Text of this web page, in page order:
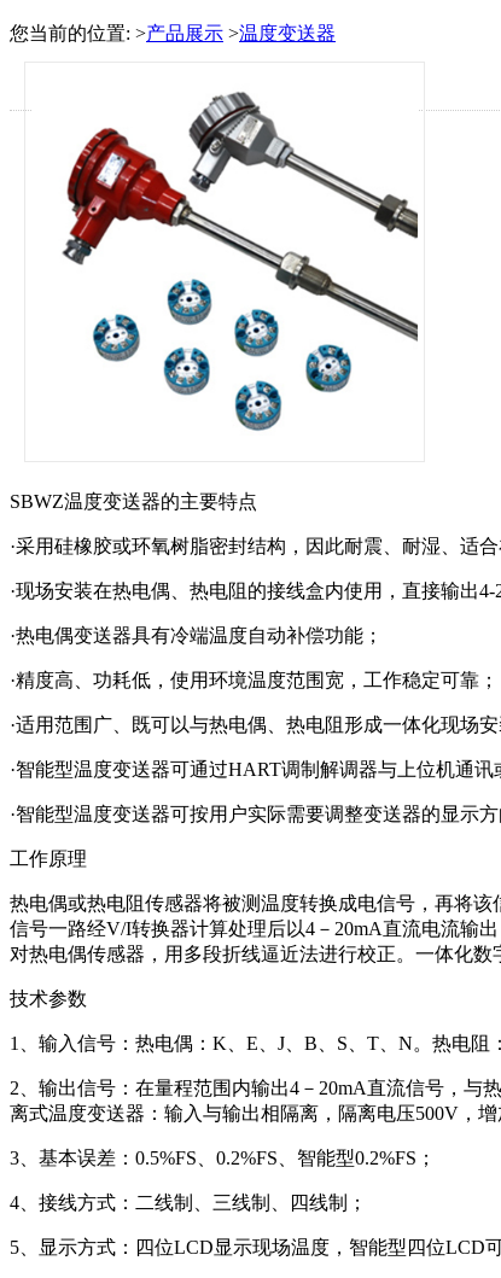
您当前的位置: >产品展示 >温度变送器
SBWZ温度变送器的主要特点
·采用硅橡胶或环氧树脂密封结构，因此耐震、耐湿、适
·现场安装在热电偶、热电阻的接线盒内使用，直接输
·热电偶变送器具有冷端温度自动补偿功能；
·精度高、功耗低，使用环境温度范围宽，工作稳定可靠；
·适用范围广、既可以与热电偶、热电阻形成一体化现场
·智能型温度变送器可通过HART调制解调器与上位机通
·智能型温度变送器可按用户实际需要调整变送器的显示
工作原理
热电偶或热电阻传感器将被测温度转换成电信号，再将
信号一路经V/I转换器计算处理后以4－20mA直流电流输
对热电偶传感器，用多段折线逼近法进行校正。一体化
技术参数
1、输入信号：热电偶：K、E、J、B、S、T、N。热电阻
2、输出信号：在量程范围内输出4－20mA直流信号，与
离式温度变送器：输入与输出相隔离，隔离电压500V，
3、基本误差：0.5%FS、0.2%FS、智能型0.2%FS；
4、接线方式：二线制、三线制、四线制；
5、显示方式：四位LCD显示现场温度，智能型四位LCD